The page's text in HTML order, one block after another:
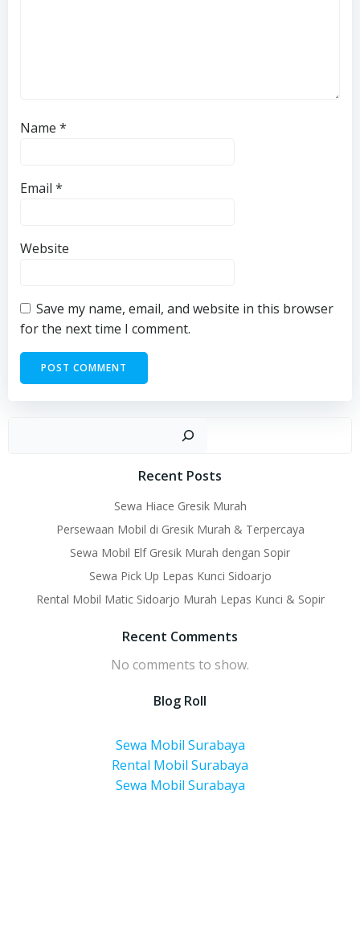
Name *
Email *
Website
Save my name, email, and website in this browser
for the next time I comment.
Recent Posts
Sewa Hiace Gresik Murah
Persewaan Mobil di Gresik Murah & Terpercaya
Sewa Mobil Elf Gresik Murah dengan Sopir
Sewa Pick Up Lepas Kunci Sidoarjo
Rental Mobil Matic Sidoarjo Murah Lepas Kunci & Sopir
Recent Comments
No comments to show.
Blog Roll
Sewa Mobil Surabaya
Rental Mobil Surabaya
Sewa Mobil Surabaya